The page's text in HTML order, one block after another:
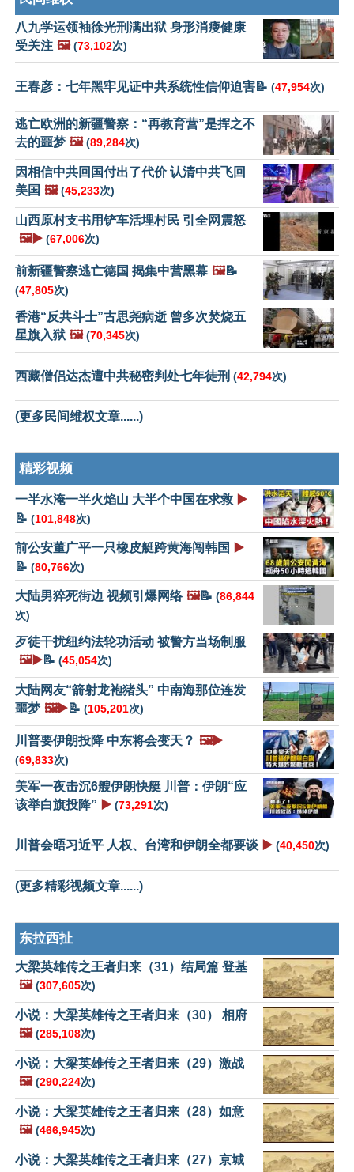
八九学运领袖徐光刑满出狱 身形消瘦健康
受关注 🖼️ (73,102次)
王春彦：七年黑牢见证中共系统性信仰迫害📝 (47,954次)
逃亡欧洲的新疆警察：“再教育营”是挥之不
去的噩梦 🖼️ (89,284次)
因相信中共回国付出了代价 认清中共飞回
美国 🖼️ (45,233次)
山西原村支书用铲车活埋村民 引全网震怒
🖼️▶️ (67,006次)
前新疆警察逃亡德国 揭集中营黑幕 🖼️📝
(47,805次)
香港“反共斗士”古思尧病逝 曾多次焚烧五
星旗入狱 🖼️ (70,345次)
西藏僧侣达杰遭中共秘密判处七年徒刑 (42,794次)
(更多民间维权文章......)
精彩视频
一半水淹一半火焰山 大半个中国在求救 ▶️
📝 (101,848次)
前公安董广平一只橡皮艇跨黄海闯韩国 ▶️
📝 (80,766次)
大陆男猝死街边 视频引爆网络 🖼️📝 (86,844
次)
歹徒干扰纽约法轮功活动 被警方当场制服
🖼️▶️📝 (45,054次)
大陆网友“箭射龙袍猪头” 中南海那位连发
噩梦 🖼️▶️📝 (105,201次)
川普要伊朗投降 中东将会变天？ 🖼️▶️
(69,833次)
美军一夜击沉6艘伊朗快艇 川普：伊朗“应
该举白旗投降” ▶️ (73,291次)
川普会晤习近平 人权、台湾和伊朗全都要谈 ▶️ (40,450次)
(更多精彩视频文章......)
东拉西扯
大梁英雄传之王者归来（31）结局篇 登基
🖼️ (307,605次)
小说：大梁英雄传之王者归来（30） 相府
🖼️ (285,108次)
小说：大梁英雄传之王者归来（29）激战
🖼️ (290,224次)
小说：大梁英雄传之王者归来（28）如意
🖼️ (466,945次)
小说：大梁英雄传之王者归来（27）京城